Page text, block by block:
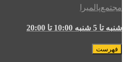
مجتمع‌پالمیرا
شنبه تا 5 شنبه 10:00 تا 20:00
فهرست